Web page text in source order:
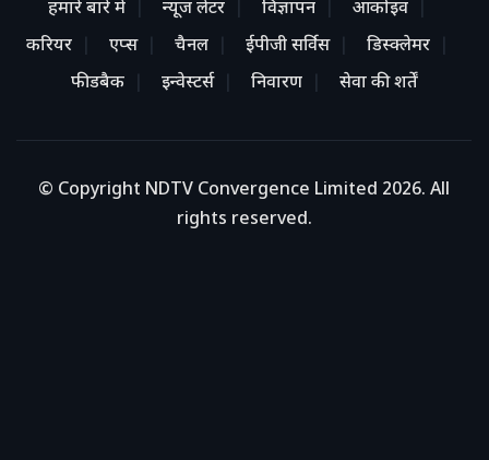
हमारे बारे में न्यूज लेटर विज्ञापन
आर्काइव
करियर
एप्स चैनल ईपीजी सर्विस
डिस्क्लेमर
फीडबैक
इन्वेस्टर्स निवारण सेवा की शर्तें
© Copyright NDTV Convergence Limited 2026. All
rights reserved.